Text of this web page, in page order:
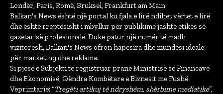
Londër, Paris, Romë, Bruksel, Frankfurt am Main.
Balkan's News është një portal ku fjala e lirë ndihet vërtet e lirë
dhe është rreptësisht i mbyllur për publikime jashtë etikës së
gazetarisë profesionale. Duke patur një numër të madh
vizitorësh, Balkan's News ofron hapësira dhe mundësi ideale
për marketing dhe reklama.
Si pjesë e Subjekti të regjistruar pranë Ministrisë së Financave
dhe Ekonomisë, Qëndra Kombëtare e Biznesit me Fushë
Veprimtarie: “Tregëti artikuj të ndryshëm, shërbime mediatike”,